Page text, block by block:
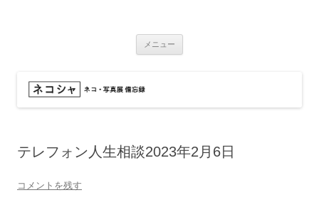
メニュー
テレフォン人生相談2023年2月6日
コメントを残す